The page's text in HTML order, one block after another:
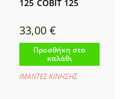
125 COBIT 125
33,00 €
Προσθήκη στο
καλάθι
ΙΜΑΝΤΕΣ ΚΙΝΗΣΗΣ